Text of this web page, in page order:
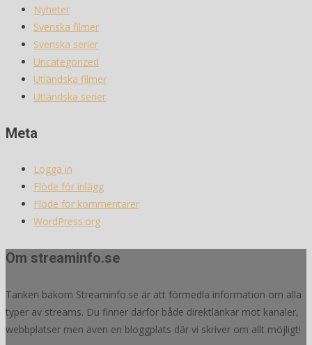
Nyheter
Svenska filmer
Svenska serier
Uncategorized
Utländska filmer
Utländska serier
Meta
Logga in
Flöde för inlägg
Flöde för kommentarer
WordPress.org
Om streaminfo.se
Tanken bakom Streaminfo.se är att förmedla information om alla
typer av streams. Du finner därför både direktlänkar mot kanaler,
webbplatser men även en bloggplats där vi skriver om allt möjligt!